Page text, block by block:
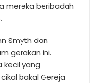
mereka beribadah
Smyth dan
gerakan ini.
kecil yang
bakal Gereja